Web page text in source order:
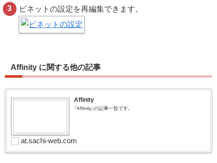
ビネットの設定を再編集できます。
Affinity に関する他の記事
Affinity
「Affinity」の記事一覧です。
at.sachi-web.com